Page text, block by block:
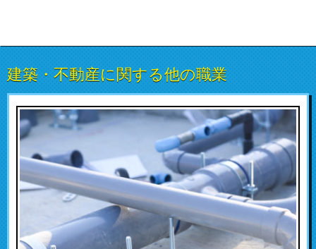
建築・不動産に関する他の職業